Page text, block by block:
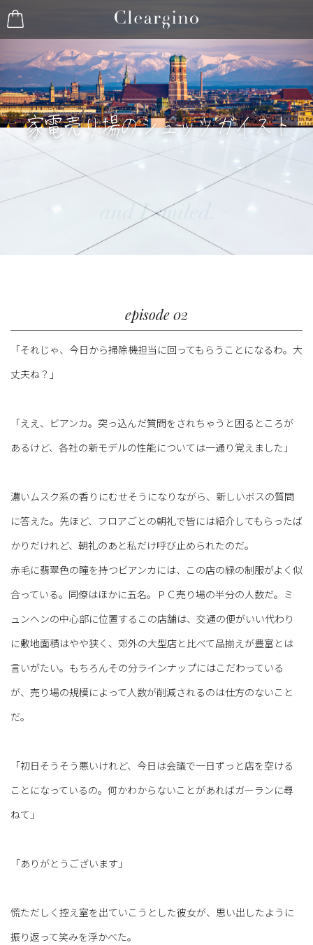
episode 02
「それじゃ、今日から掃除機担当に回ってもらうことになるわ。大
丈夫ね？」
「ええ、ビアンカ。突っ込んだ質問をされちゃうと困るところが
あるけど、各社の新モデルの性能については一通り覚えました」
濃いムスク系の香りにむせそうになりながら、新しいボスの質問
に答えた。先ほど、フロアごとの朝礼で皆には紹介してもらったば
かりだけれど、朝礼のあと私だけ呼び止められたのだ。
赤毛に翡翠色の瞳を持つビアンカには、この店の緑の制服がよく似
合っている。同僚はほかに五名。ＰＣ売り場の半分の人数だ。ミ
ュンヘンの中心部に位置するこの店舗は、交通の便がいい代わり
に敷地面積はやや狭く、郊外の大型店と比べて品揃えが豊富とは
言いがたい。もちろんその分ラインナップにはこだわっている
が、売り場の規模によって人数が削減されるのは仕方のないこと
だ。
「初日そうそう悪いけれど、今日は会議で一日ずっと店を空ける
ことになっているの。何かわからないことがあればガーランに尋
ねて」
「ありがとうございます」
慌ただしく控え室を出ていこうとした彼女が、思い出したように
振り返って笑みを浮かべた。